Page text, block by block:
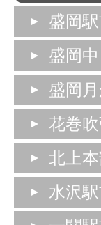
盛岡
盛岡
盛岡
花巻
北上
水沢